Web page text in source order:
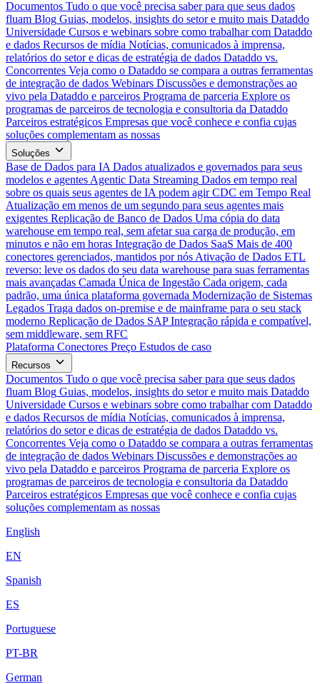
Documentos Tudo o que você precisa saber para que seus dados
fluam Blog Guias, modelos, insights do setor e muito mais Dataddo
Universidade Cursos e webinars sobre como trabalhar com Dataddo
e dados Recursos de mídia Notícias, comunicados à imprensa,
relatórios do setor e dicas de estratégia de dados Dataddo vs.
Concorrentes Veja como o Dataddo se compara a outras ferramentas
de integração de dados Webinars Discussões e demonstrações ao
vivo pela Dataddo e parceiros Programa de parceria Explore os
programas de parceiros de tecnologia e consultoria da Dataddo
Parceiros estratégicos Empresas que você conhece e confia cujas
soluções complementam as nossas
Soluções
Base de Dados para IA Dados atualizados e governados para seus
modelos e agentes Agentic Data Streaming Dados em tempo real
sobre os quais seus agentes de IA podem agir CDC em Tempo Real
Atualização em menos de um segundo para seus agentes mais
exigentes Replicação de Banco de Dados Uma cópia do data
warehouse em tempo real, sem afetar sua carga de produção, em
minutos e não em horas Integração de Dados SaaS Mais de 400
conectores gerenciados, mantidos por nós Ativação de Dados ETL
reverso: leve os dados do seu data warehouse para suas ferramentas
mais avançadas Camada Única de Ingestão Cada origem, cada
padrão, uma única plataforma governada Modernização de Sistemas
Legados Traga dados on-premise e de mainframe para o seu stack
moderno Replicação de Dados SAP Integração rápida e compatível,
sem middleware, sem RFC
Plataforma Conectores Preço Estudos de caso
Recursos
Documentos Tudo o que você precisa saber para que seus dados
fluam Blog Guias, modelos, insights do setor e muito mais Dataddo
Universidade Cursos e webinars sobre como trabalhar com Dataddo
e dados Recursos de mídia Notícias, comunicados à imprensa,
relatórios do setor e dicas de estratégia de dados Dataddo vs.
Concorrentes Veja como o Dataddo se compara a outras ferramentas
de integração de dados Webinars Discussões e demonstrações ao
vivo pela Dataddo e parceiros Programa de parceria Explore os
programas de parceiros de tecnologia e consultoria da Dataddo
Parceiros estratégicos Empresas que você conhece e confia cujas
soluções complementam as nossas
English
EN
Spanish
ES
Portuguese
PT-BR
German